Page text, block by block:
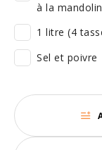
à la
1 litre (4
Sel et poivre